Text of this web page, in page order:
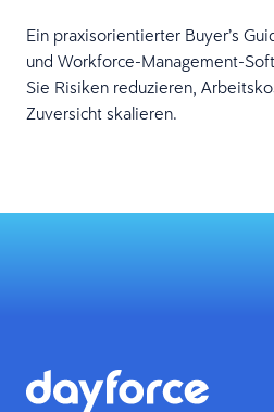
Ein praxisorientierter Buyer’s
und Workforce-Management-
Sie Risiken reduzieren,
Zuversicht skalieren.